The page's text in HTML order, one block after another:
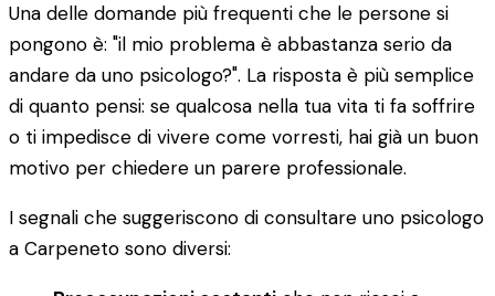
Una delle domande più frequenti che le persone si
pongono è: "il mio problema è abbastanza serio da
andare da uno psicologo?". La risposta è più semplice
di quanto pensi: se qualcosa nella tua vita ti fa soffrire
o ti impedisce di vivere come vorresti, hai già un buon
motivo per chiedere un parere professionale.
I segnali che suggeriscono di consultare uno psicologo
a Carpeneto sono diversi: